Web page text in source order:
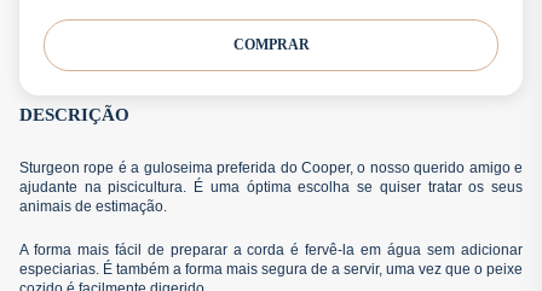
COMPRAR
DESCRIÇÃO
Sturgeon rope é a guloseima preferida do Cooper, o nosso querido amigo e
ajudante na piscicultura. É uma óptima escolha se quiser tratar os seus
animais de estimação.
A forma mais fácil de preparar a corda é fervê-la em água sem adicionar
especiarias. É também a forma mais segura de a servir, uma vez que o peixe